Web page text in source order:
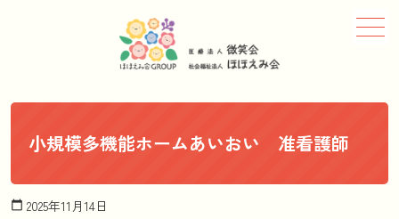
小規模多機能ホームあいおい 准看護師
calendar_today 2025年11月14日